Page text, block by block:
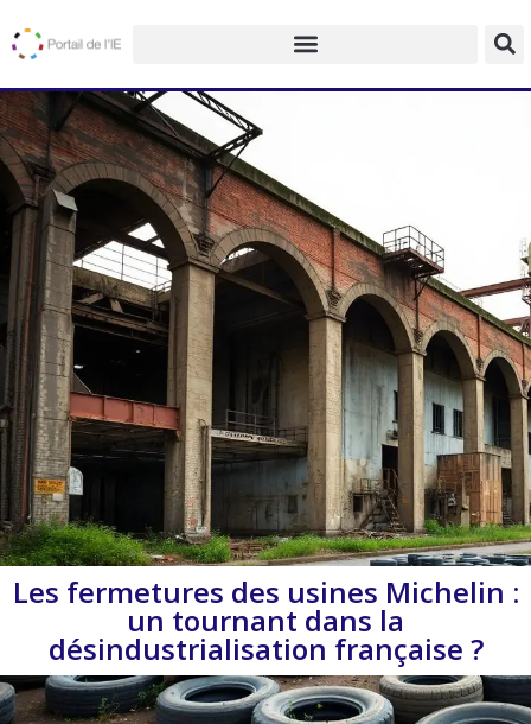
Les fermetures des usines Michelin :
un tournant dans la
désindustrialisation française ?